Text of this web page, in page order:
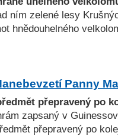
ním zelené lesy
hnědouhelného
Panny
přepravený po
zapsaný v
přepravený po